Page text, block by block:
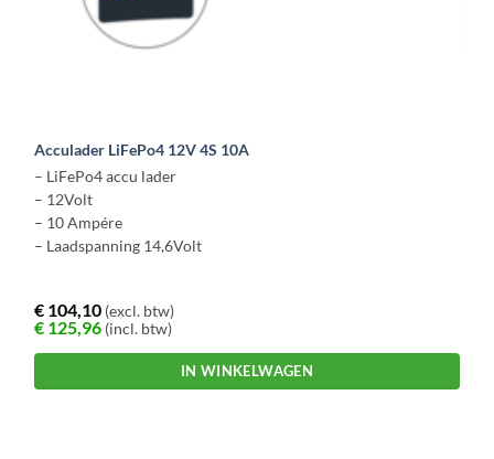
Acculader LiFePo4 12V 4S 10A
– LiFePo4 accu lader
– 12Volt
– 10 Ampére
– Laadspanning 14,6Volt
€ 104,10 (excl. btw)
€ 125,96 (incl. btw)
IN WINKELWAGEN